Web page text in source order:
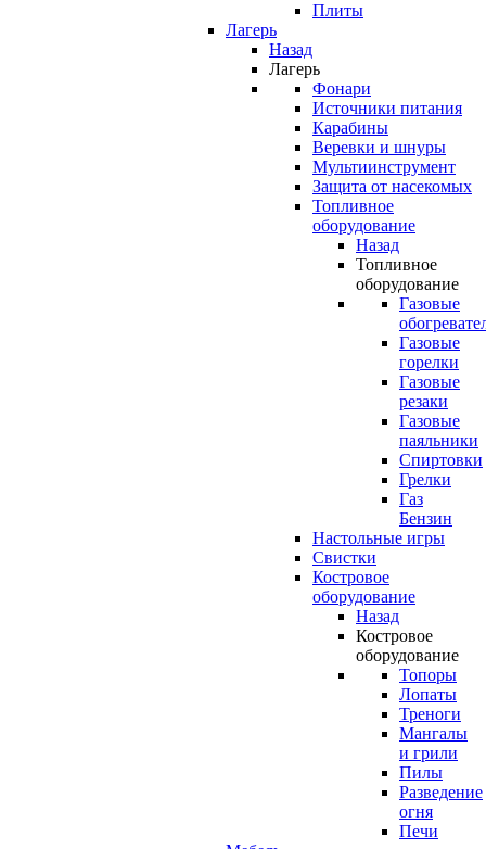
Плиты
Лагерь
Назад
Лагерь
Фонари
Источники питания
Карабины
Веревки и шнуры
Мультиинструмент
Защита от насекомых
Топливное
оборудование
Назад
Топливное
оборудование
Газовые
Газовые
горелки
Газовые
резаки
Газовые
паяльники
Спиртовки
Грелки
Газ
Бензин
Настольные игры
Свистки
Костровое
оборудование
Назад
Костровое
оборудование
Топоры
Лопаты
Треноги
Мангалы
и грили
Пилы
Разведение
огня
Печи